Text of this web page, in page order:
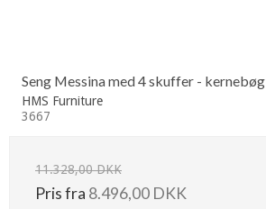
Seng Messina med 4 skuffer - kernebøg
HMS Furniture
3667
11.328,00 DKK
Pris fra 8.496,00 DKK